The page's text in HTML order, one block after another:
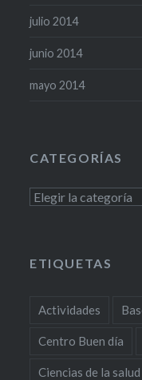
julio 2014
junio 2014
mayo 2014
CATEGORÍAS
Categorías
ETIQUETAS
Actividades
Centro Buen día
Ciencias de la salud